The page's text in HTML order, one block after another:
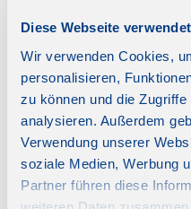
Diese Webseite
Wir verwenden Cookies,
personalisieren,
zu können und die
analysieren. Außerdem
Verwendung unserer
soziale Medien, Werbung
Partner führen diese
Foto: neufal74, pixabay
Foto: Nicknick_ko,
Foto: Nisangha, iStock
Foto: Okskukuruza,
Foto: Ola Ericson,